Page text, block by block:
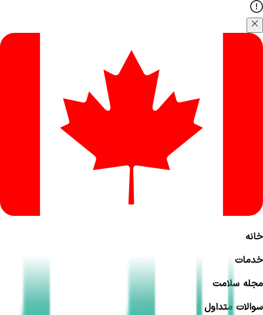
خانه
خدمات
مجله سلامت
سوالات متداول